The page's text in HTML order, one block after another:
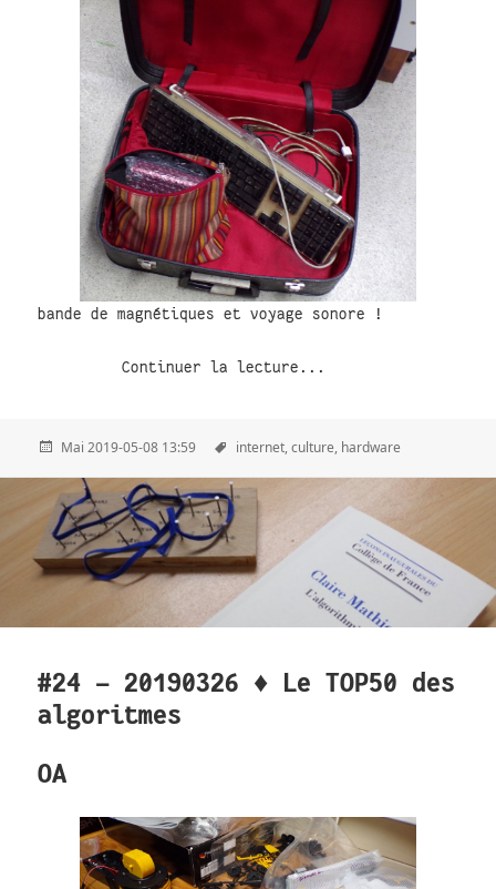
bande de magnétiques et voyage sonore !
Continuer la lecture...
Mai 2019-05-08 13:59 internet, culture, hardware
#24 - 20190326 ♦ Le TOP50 des
algoritmes
OA